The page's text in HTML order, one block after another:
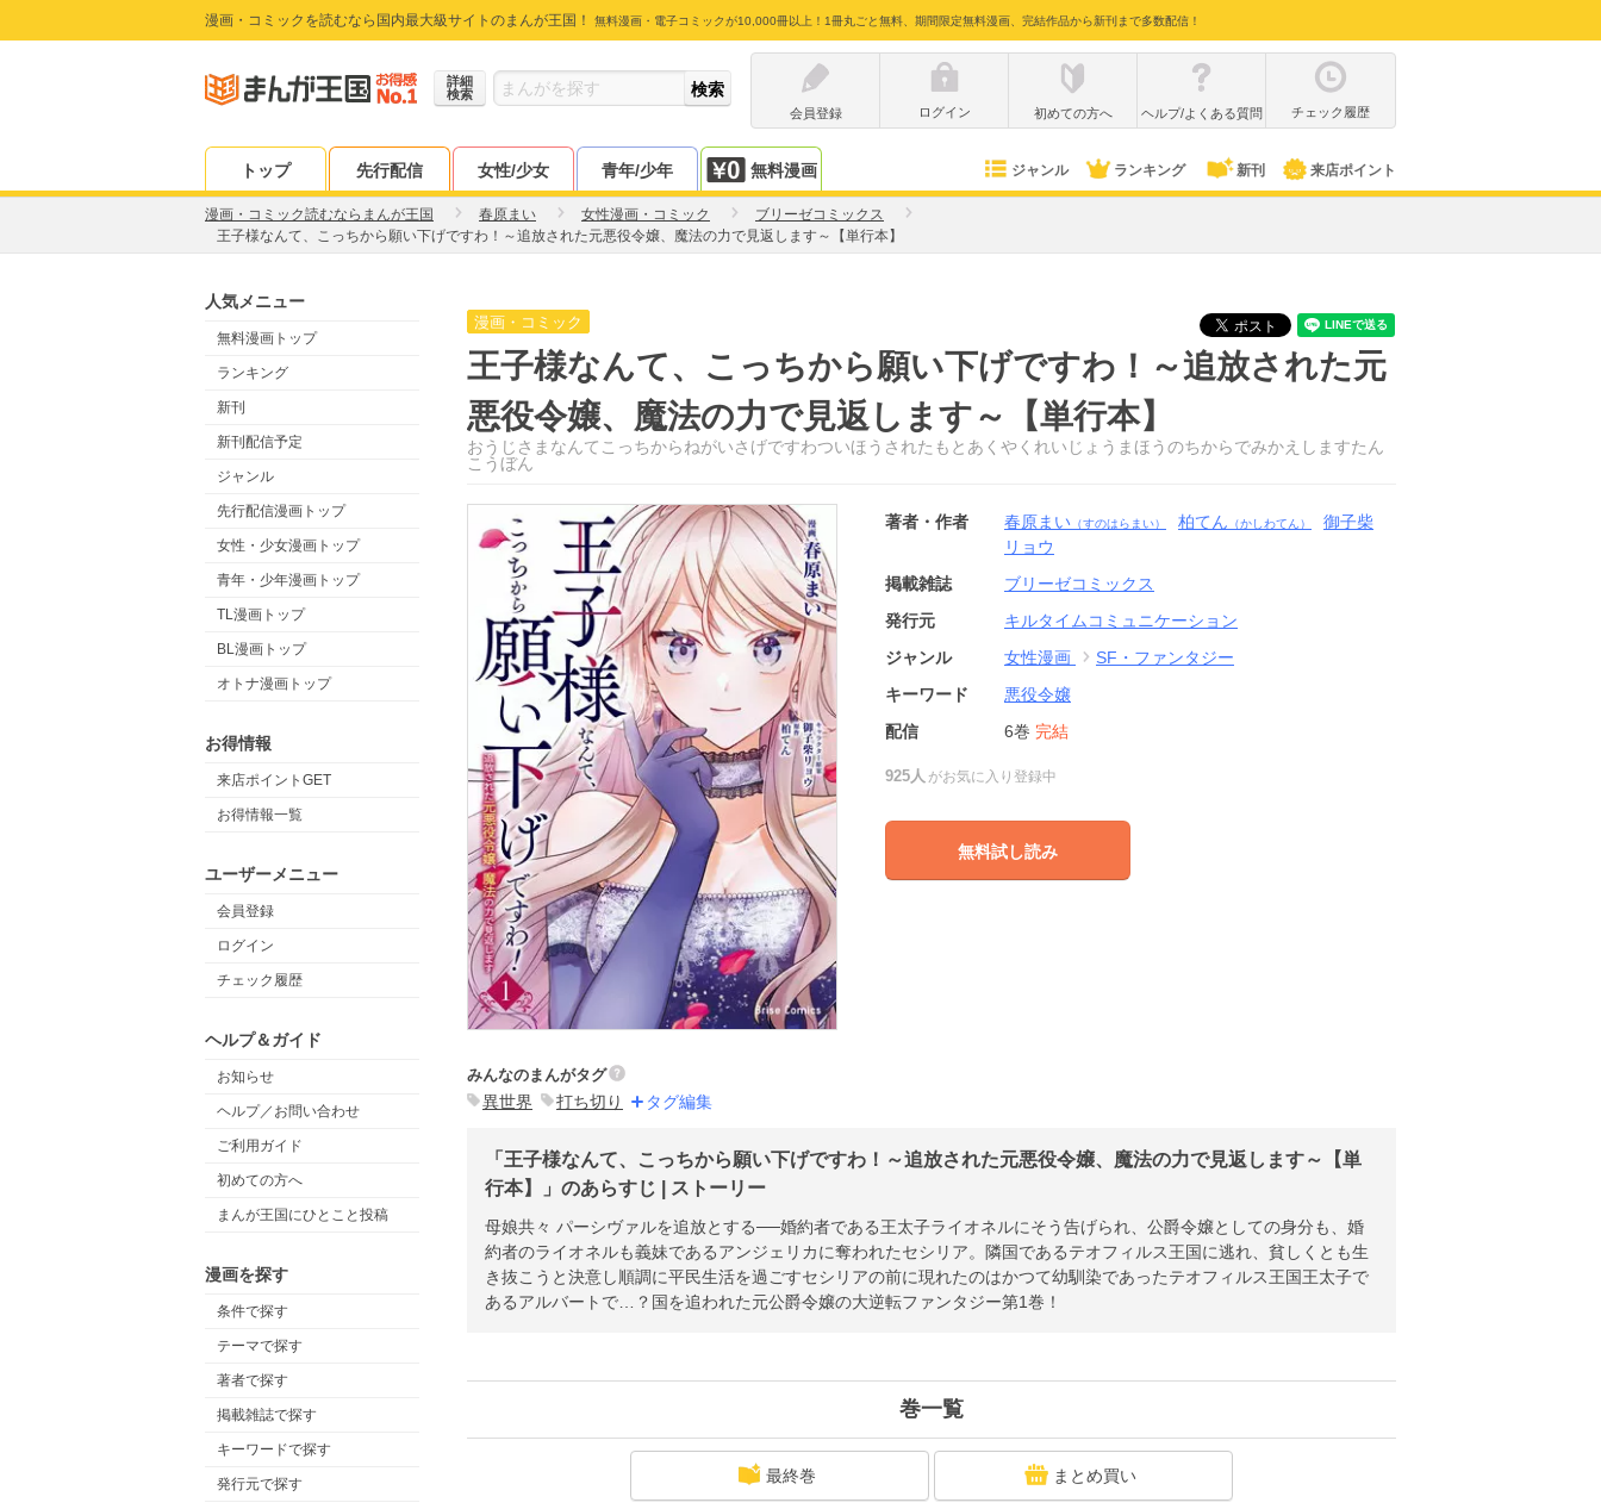
漫画・コミックを読むなら国内最大級サイトのまんが王国！ 無料漫画・電子コミックが10,000冊以上！1冊丸ごと無料、期間限定無料漫画、完結作品から新刊まで多数配信！
詳細
検索
会員登録
ログイン 初めての方へ ヘルプ/よくある質問 チェック履歴
トップ 先行配信 女性/少女 青年/少年 無料漫画 ジャンル ランキング 新刊 来店ポイント
漫画・コミック読むならまんが王国 春原まい 女性漫画・コミック
ブリーゼコミックス
王子様なんて、こっちから願い下げですわ！～追放された元悪役令嬢、魔法の力で見返します～【単行本】
人気メニュー
無料漫画トップ
ランキング
新刊
新刊配信予定
ジャンル
先行配信漫画トップ
女性・少女漫画トップ
青年・少年漫画トップ
TL漫画トップ
BL漫画トップ
オトナ漫画トップ
お得情報
来店ポイントGET
お得情報一覧
ユーザーメニュー
会員登録
ログイン
チェック履歴
ヘルプ＆ガイド
お知らせ
ヘルプ／お問い合わせ
ご利用ガイド
初めての方へ
まんが王国にひとこと投稿
漫画を探す
条件で探す
テーマで探す
著者で探す
掲載雑誌で探す
キーワードで探す
発行元で探す
漫画・コミック
王子様なんて、こっちから願い下げですわ！～追放された元
悪役令嬢、魔法の力で見返します～【単行本】
おうじさまなんてこっちからねがいさげですわついほうされたもとあくやくれいじょうまほうのちからでみかえしますたん
こうぼん
著者・作者 春原まい （すのはらまい） 柏てん （かしわてん）
御子柴
リョウ
掲載雑誌
ブリーゼコミックス
発行元
キルタイムコミュニケーション
ジャンル
女性漫画
SF・ファンタジー
キーワード
悪役令嬢
配信
6巻 完結
925人 がお気に入り登録中
無料試し読み
みんなのまんがタグ
異世界 打ち切り タグ編集
「王子様なんて、こっちから願い下げですわ！～追放された元悪役令嬢、魔法の力で見返します～【単
行本】」のあらすじ | ストーリー
母娘共々 パーシヴァルを追放とする──婚約者である王太子ライオネルにそう告げられ、公爵令嬢としての身分も、婚
約者のライオネルも義妹であるアンジェリカに奪われたセシリア。隣国であるテオフィルス王国に逃れ、貧しくとも生
き抜こうと決意し順調に平民生活を過ごすセシリアの前に現れたのはかつて幼馴染であったテオフィルス王国王太子で
あるアルバートで…？国を追われた元公爵令嬢の大逆転ファンタジー第1巻！
巻一覧
最終巻 まとめ買い